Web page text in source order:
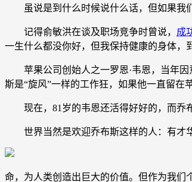
虽说是到什么时候说什么话，但如果我们
记得俞敏洪在谈及职场竞争时曾说， 成
一生什么都没你好，但我保持健康的身体，
苹果公司创始人之一罗恩·韦恩，当年因
斯是“旋风”一样的工作狂，如果他一直留在
现在，81岁的韦恩还活得好好的，而乔布
世界当然是欢迎乔布斯这样的人：有才
命，为人类创造出巨大的价值。但作为我们